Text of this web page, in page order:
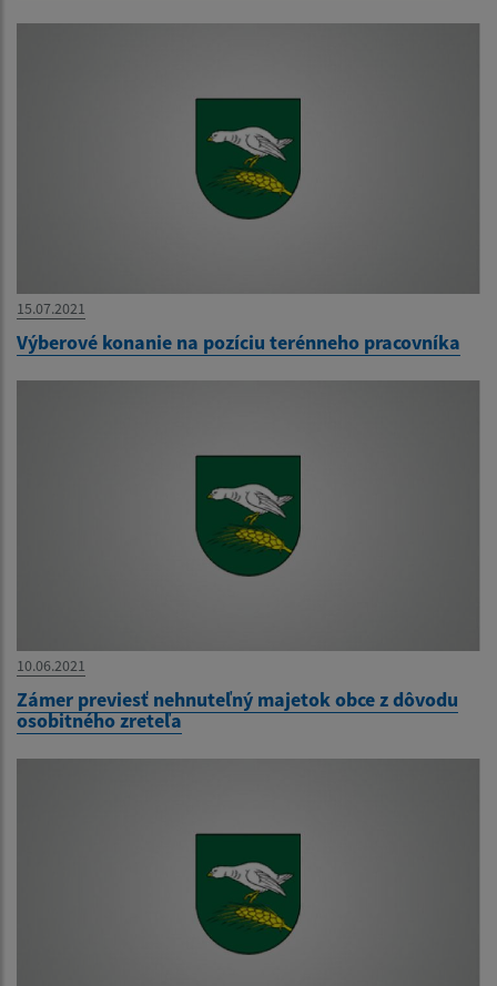
15.07.2021
Výberové konanie na pozíciu terénneho pracovníka
10.06.2021
Zámer previesť nehnuteľný majetok obce z dôvodu
osobitného zreteľa